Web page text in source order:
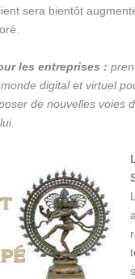
sera bientôt
les entreprises :
digital et virtuel
de nouvelles voies